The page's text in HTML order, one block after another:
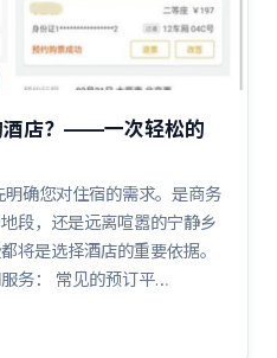
酒店？——一次轻松的
确您对住宿的需求。是商务
段，还是远离喧嚣的宁静乡
将是选择酒店的重要依据。
务： 常见的预订平…